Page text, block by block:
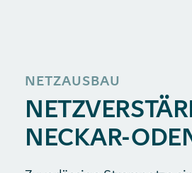
NETZAUSBAU
NECKAR-